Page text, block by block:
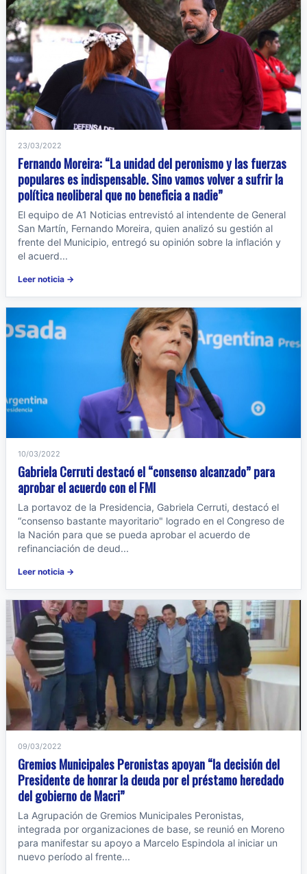
23/03/2022
Fernando Moreira: “La unidad del peronismo y las fuerzas
populares es indispensable. Sino vamos volver a sufrir la
política neoliberal que no beneficia a nadie”
El equipo de A1 Noticias entrevistó al intendente de General
San Martín, Fernando Moreira, quien analizó su gestión al
frente del Municipio, entregó su opinión sobre la inflación y
el acuerd...
Leer noticia →
10/03/2022
Gabriela Cerruti destacó el “consenso alcanzado” para
aprobar el acuerdo con el FMI
La portavoz de la Presidencia, Gabriela Cerruti, destacó el
“consenso bastante mayoritario" logrado en el Congreso de
la Nación para que se pueda aprobar el acuerdo de
refinanciación de deud...
Leer noticia →
09/03/2022
Gremios Municipales Peronistas apoyan “la decisión del
Presidente de honrar la deuda por el préstamo heredado
del gobierno de Macri”
La Agrupación de Gremios Municipales Peronistas,
integrada por organizaciones de base, se reunió en Moreno
para manifestar su apoyo a Marcelo Espindola al iniciar un
nuevo período al frente...